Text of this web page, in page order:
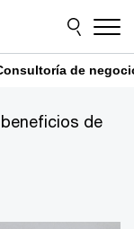
de
de